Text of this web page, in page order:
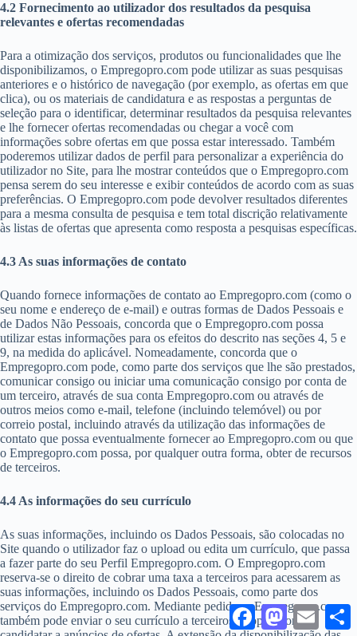
4.2 Fornecimento ao utilizador dos resultados da pesquisa
relevantes e ofertas recomendadas
Para a otimização dos serviços, produtos ou funcionalidades que lhe
disponibilizamos, o Empregopro.com pode utilizar as suas pesquisas
anteriores e o histórico de navegação (por exemplo, as ofertas em que
clica), ou os materiais de candidatura e as respostas a perguntas de
seleção para o identificar, determinar resultados da pesquisa relevantes
e lhe fornecer ofertas recomendadas ou chegar a você com
informações sobre ofertas em que possa estar interessado. Também
poderemos utilizar dados de perfil para personalizar a experiência do
utilizador no Site, para lhe mostrar conteúdos que o Empregopro.com
pensa serem do seu interesse e exibir conteúdos de acordo com as suas
preferências. O Empregopro.com pode devolver resultados diferentes
para a mesma consulta de pesquisa e tem total discrição relativamente
às listas de ofertas que apresenta como resposta a pesquisas específicas.
4.3 As suas informações de contato
Quando fornece informações de contato ao Empregopro.com (como o
seu nome e endereço de e-mail) e outras formas de Dados Pessoais e
de Dados Não Pessoais, concorda que o Empregopro.com possa
utilizar estas informações para os efeitos do descrito nas seções 4, 5 e
9, na medida do aplicável. Nomeadamente, concorda que o
Empregopro.com pode, como parte dos serviços que lhe são prestados,
comunicar consigo ou iniciar uma comunicação consigo por conta de
um terceiro, através de sua conta Empregopro.com ou através de
outros meios como e-mail, telefone (incluindo telemóvel) ou por
correio postal, incluindo através da utilização das informações de
contato que possa eventualmente fornecer ao Empregopro.com ou que
o Empregopro.com possa, por qualquer outra forma, obter de recursos
de terceiros.
4.4 As informações do seu currículo
As suas informações, incluindo os Dados Pessoais, são colocadas no
Site quando o utilizador faz o upload ou edita um currículo, que passa
a fazer parte do seu Perfil Empregopro.com. O Empregopro.com
reserva-se o direito de cobrar uma taxa a terceiros para acessarem as
suas informações, incluindo os Dados Pessoais, como parte dos
serviços do Empregopro.com. Mediante pedido, o Empregopro.com
também pode enviar o seu currículo a terceiros se optar por se
F
a
M
a
E